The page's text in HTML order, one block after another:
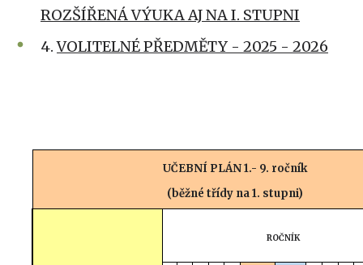
ROZŠÍŘENÁ VÝUKA AJ NA I. STUPNI
4.VOLITELNÉ PŘEDMĚTY - 2025 - 2026
UČEBNÍ PLÁN 1.- 9. ročník
(běžné třídy na 1. stupni)
ROČNÍK